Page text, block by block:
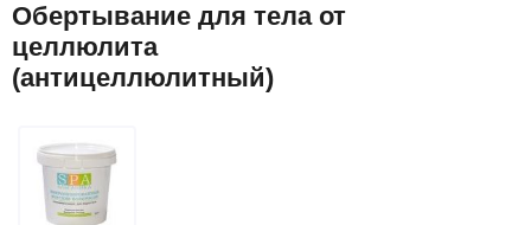
Обертывание для тела от
целлюлита
(антицеллюлитный)